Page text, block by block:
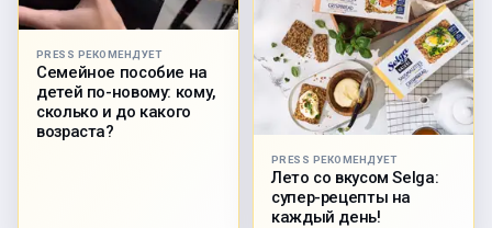
PRESS РЕКОМЕНДУЕТ
Семейное пособие на
детей по-новому: кому,
сколько и до какого
возраста?
PRESS РЕКОМЕНДУЕТ
Лето со вкусом Selga:
супер-рецепты на
каждый день!